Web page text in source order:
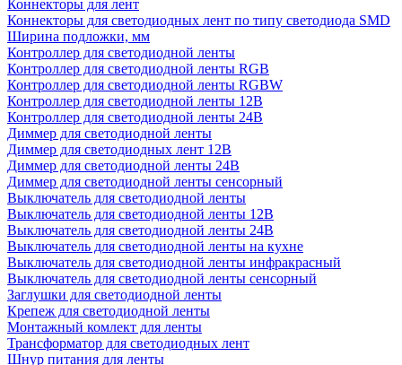
Коннекторы для лент
Коннекторы для светодиодных лент по типу светодиода SMD
Ширина подложки, мм
Контроллер для светодиодной ленты
Контроллер для светодиодной ленты RGB
Контроллер для светодиодной ленты RGBW
Контроллер для светодиодной ленты 12В
Контроллер для светодиодной ленты 24В
Диммер для светодиодной ленты
Диммер для светодиодных лент 12В
Диммер для светодиодной ленты 24В
Диммер для светодиодной ленты сенсорный
Выключатель для светодиодной ленты
Выключатель для светодиодной ленты 12В
Выключатель для светодиодной ленты 24В
Выключатель для светодиодной ленты на кухне
Выключатель для светодиодной ленты инфракрасный
Выключатель для светодиодной ленты сенсорный
Заглушки для светодиодной ленты
Крепеж для светодиодной ленты
Монтажный комлект для ленты
Трансформатор для светодиодных лент
Шнур питания для ленты